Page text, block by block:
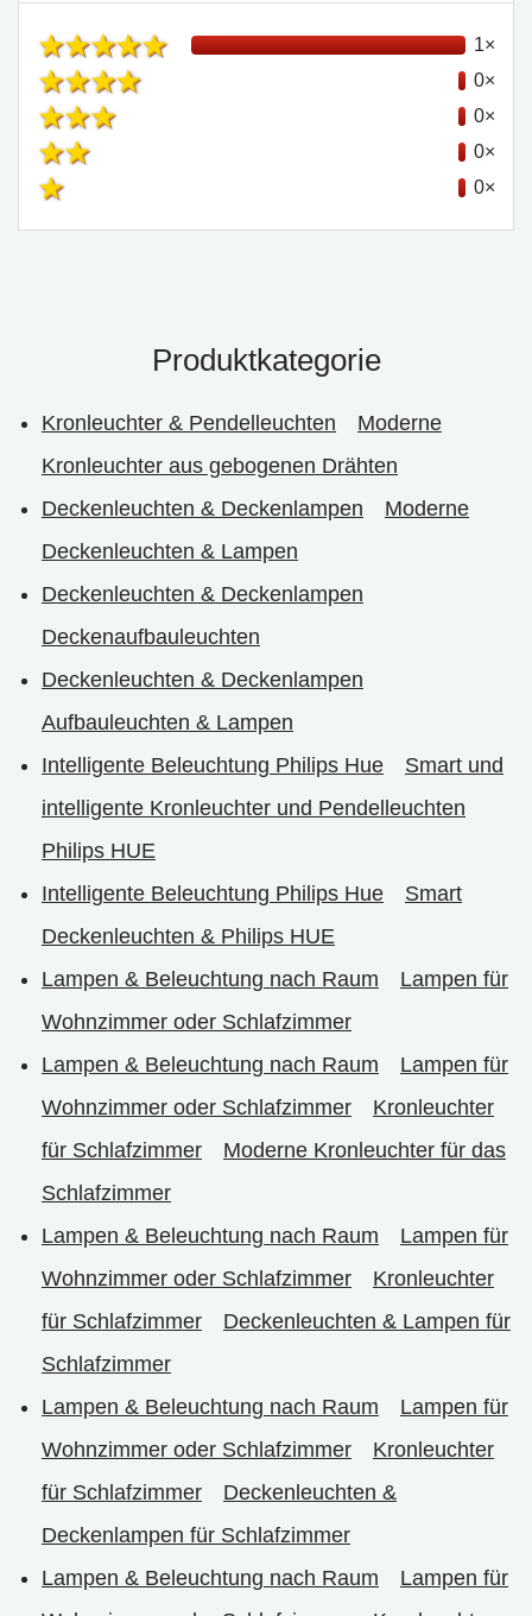
1×
0×
0×
0×
0×
Produktkategorie
Kronleuchter & Pendelleuchten
Moderne
Kronleuchter aus gebogenen Drähten
Deckenleuchten & Deckenlampen
Moderne
Deckenleuchten & Lampen
Deckenleuchten & Deckenlampen
Deckenaufbauleuchten
Deckenleuchten & Deckenlampen
Aufbauleuchten & Lampen
Intelligente Beleuchtung Philips Hue
Smart und
intelligente Kronleuchter und Pendelleuchten
Philips HUE
Intelligente Beleuchtung Philips Hue
Smart
Deckenleuchten & Philips HUE
Lampen & Beleuchtung nach Raum
Lampen für
Wohnzimmer oder Schlafzimmer
Lampen & Beleuchtung nach Raum
Lampen für
Wohnzimmer oder Schlafzimmer
Kronleuchter
für Schlafzimmer
Moderne Kronleuchter für das
Schlafzimmer
Lampen & Beleuchtung nach Raum
Lampen für
Wohnzimmer oder Schlafzimmer
Kronleuchter
für Schlafzimmer
Deckenleuchten & Lampen für
Schlafzimmer
Lampen & Beleuchtung nach Raum
Lampen für
Wohnzimmer oder Schlafzimmer
Kronleuchter
für Schlafzimmer
Deckenleuchten &
Deckenlampen für Schlafzimmer
Lampen & Beleuchtung nach Raum
Lampen für